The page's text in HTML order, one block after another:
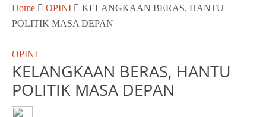
Home OPINI
KELANGKAAN BERAS, HANTU
POLITIK MASA DEPAN
OPINI
KELANGKAAN BERAS, HANTU
POLITIK MASA DEPAN